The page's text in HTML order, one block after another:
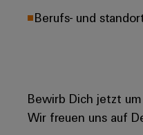
Berufs- und
Bewirb Dich jetzt
Wir freuen uns auf